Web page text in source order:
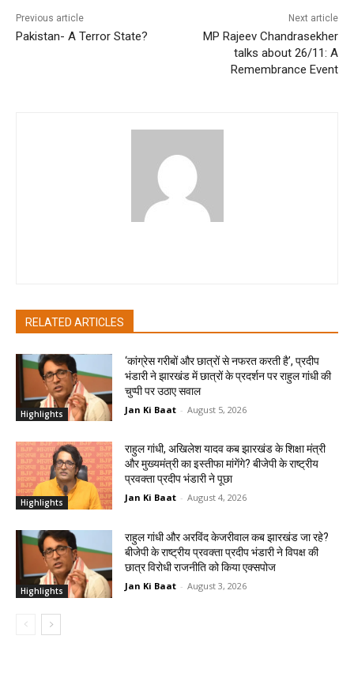
Previous article
Pakistan- A Terror State?
Next article
MP Rajeev Chandrasekher
talks about 26/11: A
Remembrance Event
RELATED ARTICLES
Highlights
‘कांग्रेस गरीबों और छात्रों से नफरत करती है’, प्रदीप
भंडारी ने झारखंड में छात्रों के प्रदर्शन पर राहुल गांधी की
चुप्पी पर उठाए सवाल
Jan Ki Baat - August 5, 2026
Highlights
राहुल गांधी, अखिलेश यादव कब झारखंड के शिक्षा मंत्री
और मुख्यमंत्री का इस्तीफा मांगेंगे? बीजेपी के राष्ट्रीय
प्रवक्ता प्रदीप भंडारी ने पूछा
Jan Ki Baat - August 4, 2026
Highlights
राहुल गांधी और अरविंद केजरीवाल कब झारखंड जा रहे?
बीजेपी के राष्ट्रीय प्रवक्ता प्रदीप भंडारी ने विपक्ष की
छात्र विरोधी राजनीति को किया एक्सपोज
Jan Ki Baat - August 3, 2026